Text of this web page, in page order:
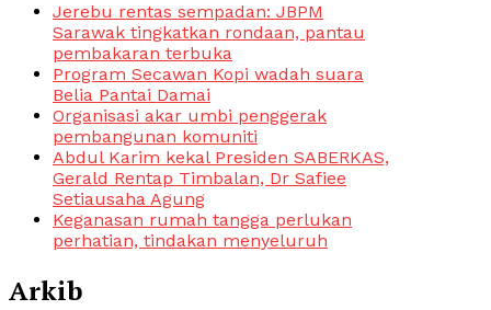
Jerebu rentas sempadan: JBPM
Sarawak tingkatkan rondaan, pantau
pembakaran terbuka
Program Secawan Kopi wadah suara
Belia Pantai Damai
Organisasi akar umbi penggerak
pembangunan komuniti
Abdul Karim kekal Presiden SABERKAS,
Gerald Rentap Timbalan, Dr Safiee
Setiausaha Agung
Keganasan rumah tangga perlukan
perhatian, tindakan menyeluruh
Arkib